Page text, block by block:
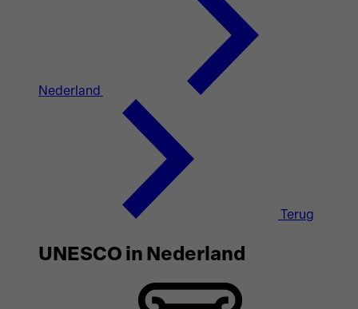
Nederland
Terug
UNESCO in Nederland